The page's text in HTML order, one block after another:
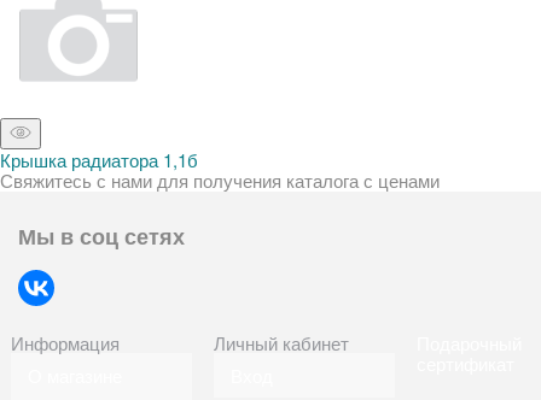
Крышка радиатора 1,1б
Свяжитесь с нами для получения каталога с ценами
Мы в соц сетях
Информация
Личный кабинет